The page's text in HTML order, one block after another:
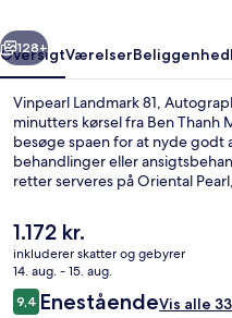
Næste
128+
OversigtVærelserBeliggenhed
Vinpearl Landmark 81,
minutters kørsel fra Ben Thanh
besøge spaen for at nyde godt
behandlinger eller
retter serveres på Oriental
døgnåbent fitnesscenter er
med luksusfaciliteter. Rejsende
hjælpsomme personale.
væk: Tan Cang Metrostation
Park Metrostation ligger 14
Den
nuværende
pris
er
1.172 kr.
1.172 kr.
inkluderer skatter og gebyrer
14. aug. - 15. aug.
Anmeldelser
9,49,4 ud af 10.
EneståendeVis alle